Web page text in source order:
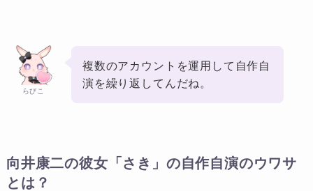
らびこ
複数のアカウントを運用して自作自
演を繰り返してんだね。
向井康二の彼女「さき」の自作自演のウワサ
とは？